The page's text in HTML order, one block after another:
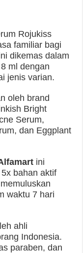
Rojukiss
familiar bagi
dikemas dalam
ml dengan
jenis varian.
oleh brand
Bright
Serum,
dan Eggplant
ini
bahan aktif
waktu 7 hari
ahli
Indonesia.
paraben, dan